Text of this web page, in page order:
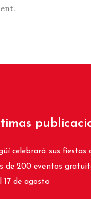
celebrará sus fiestas
de 200 eventos
17 de agosto